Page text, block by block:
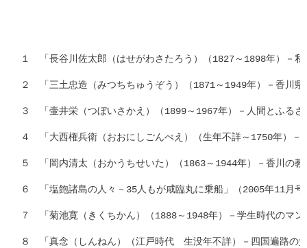
１　「長谷川佐太郎（はせがわさたろう）（1827～1898年）－
２　「三土忠造（みつちちゅうぞう）（1871～1949年）－香川
３　「壷井栄（つぼいさかえ）（1899～1967年）－人間とふる
４　「大西権兵衛（おおにしごんべえ）（生年不詳～1750年）
５　「岡内清太（おかうちせいた）（1863～1944年）－香川の
６　「塩飽諸島の人々－35人もが咸臨丸に乗船」（2005年11月
７　「菊池寛（きくちかん）（1888～1948年）－学生時代のマ
８　「真念（しんねん）（江戸時代　生没年不詳）－四国遍路